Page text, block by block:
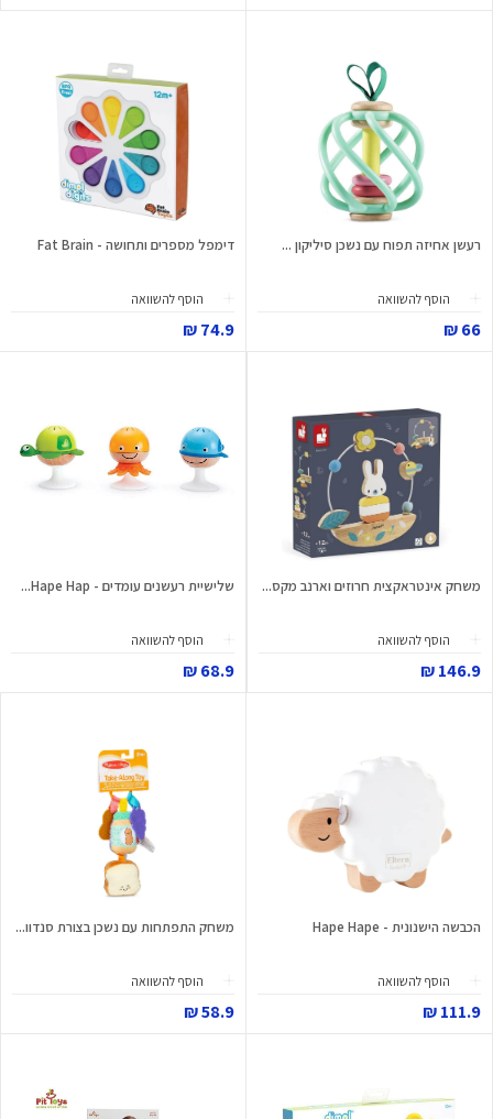
רעשן אחיזה תפוח עם נשכן סיליקון ...
הוסף להשוואה
66 ₪
דימפל מספרים ותחושה - Fat Brain
הוסף להשוואה
74.9 ₪
משחק אינטראקצית חרוזים וארנב מקס...
הוסף להשוואה
146.9 ₪
שלישיית רעשנים עומדים - Hape Hap...
הוסף להשוואה
68.9 ₪
הכבשה הישנונית - Hape Hape
הוסף להשוואה
111.9 ₪
משחק התפתחות עם נשכן בצורת סנדוו...
הוסף להשוואה
58.9 ₪